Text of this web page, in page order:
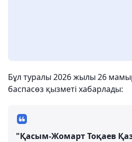
Бұл туралы 2026 жылы 26
баспасөз қызметі хабарлады:
"Қасым-Жомарт Тоқаев